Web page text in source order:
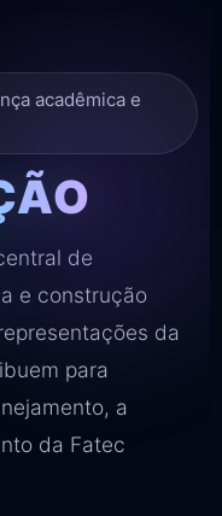
acadêmica e
de
e construção
da
para
a
da Fatec